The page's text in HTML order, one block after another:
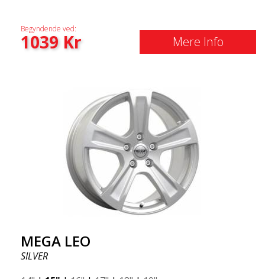
Begyndende ved:
1039Kr Mere Info
MEGA LEO
SILVER